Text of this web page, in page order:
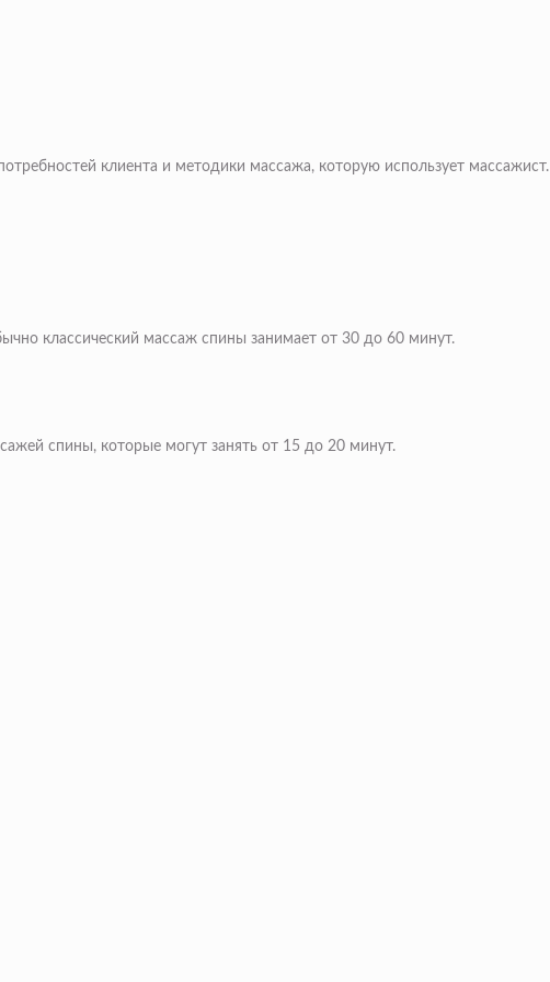
клиента и методики массажа, которую использует массажист.
классический массаж спины занимает от 30 до 60 минут.
спины, которые могут занять от 15 до 20 минут.